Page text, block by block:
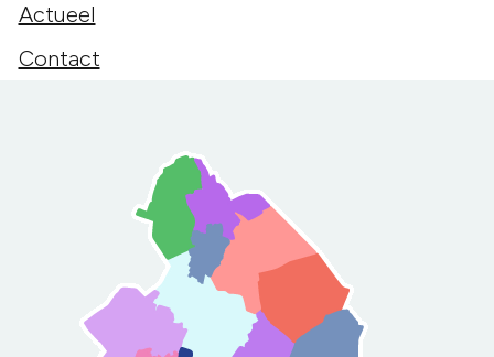
Actueel
Contact